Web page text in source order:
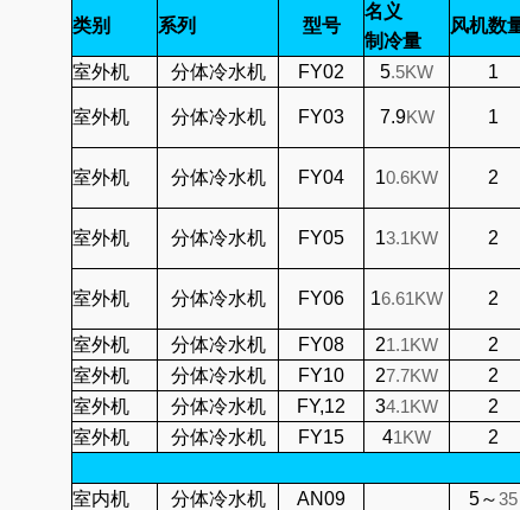
类别 系列 型号
名义
制冷量
风机数
室外机 分体冷水机 FY02 5.5KW 1
室外机 分体冷水机 FY03 7.9KW 1
室外机 分体冷水机 FY04 10.6KW 2
室外机 分体冷水机 FY05 13.1KW 2
室外机 分体冷水机 FY06 16.61KW 2
室外机
分体冷水机 FY08 21.1KW 2
室外机
分体冷水机 FY10 27.7KW 2
室外机
分体冷水机 FY,12 34.1KW 2
室外机
分体冷水机 FY15 41KW 2
室内机
分体冷水机 AN09 5～35